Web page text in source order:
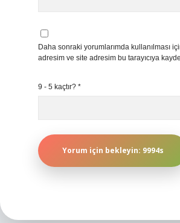
Daha sonraki yorumlarımda kullanılması
adresim ve site adresim bu tarayıcıya
9 - 5 kaçtır? *